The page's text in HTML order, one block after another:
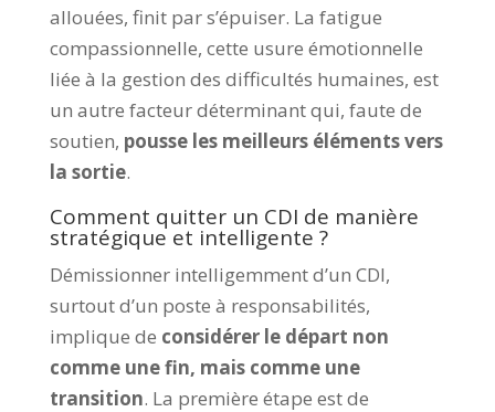
allouées, finit par s’épuiser. La fatigue
compassionnelle, cette usure émotionnelle
liée à la gestion des difficultés humaines, est
un autre facteur déterminant qui, faute de
soutien, pousse les meilleurs éléments vers
la sortie.
Comment quitter un CDI de manière
stratégique et intelligente ?
Démissionner intelligemment d’un CDI,
surtout d’un poste à responsabilités,
implique de considérer le départ non
comme une fin, mais comme une
transition. La première étape est de